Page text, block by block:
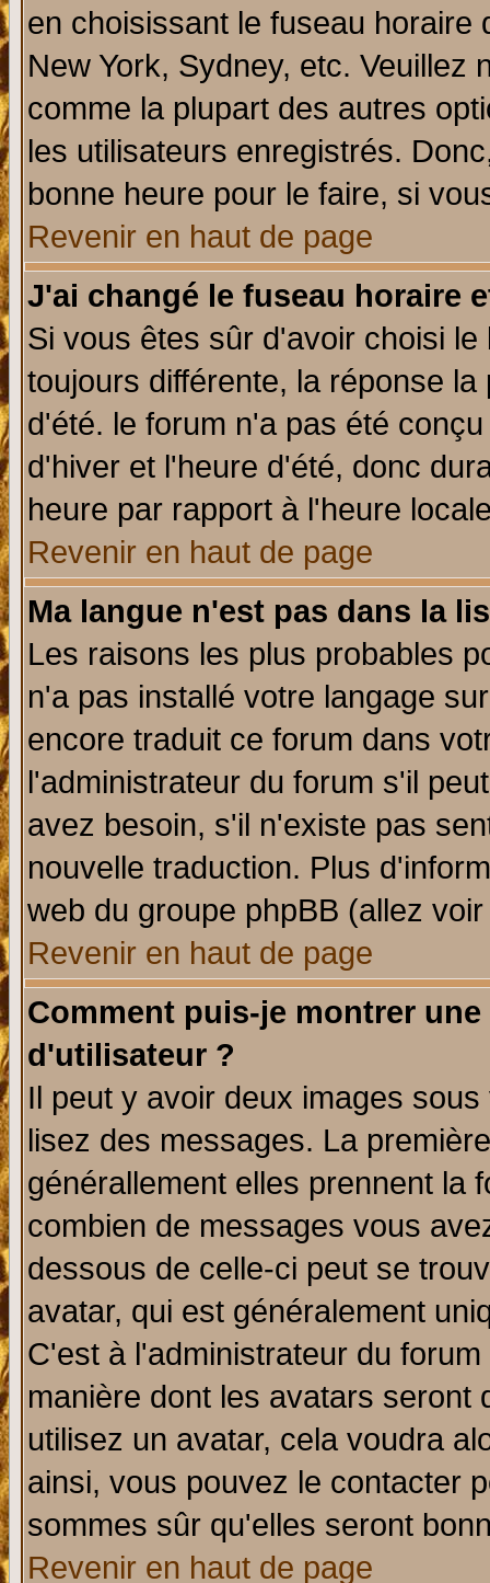
en choisissant le fuseau
New York, Sydney, etc. Veuillez
comme la plupart des autres
les utilisateurs enregistrés.
bonne heure pour le faire, si
Revenir en haut de page
J'ai changé le fuseau horaire
Si vous êtes sûr d'avoir choisi
toujours différente, la réponse
d'été. le forum n'a pas été
d'hiver et l'heure d'été, donc
heure par rapport à l'heure
Revenir en haut de page
Ma langue n'est pas dans la
Les raisons les plus probables
n'a pas installé votre langage
encore traduit ce forum dans
l'administrateur du forum s'il
avez besoin, s'il n'existe pas
nouvelle traduction. Plus
web du groupe phpBB (allez
Revenir en haut de page
Comment puis-je montrer
d'utilisateur ?
Il peut y avoir deux images
lisez des messages. La
générallement elles prennent la
combien de messages vous
dessous de celle-ci peut se
avatar, qui est généralement
C'est à l'administrateur du
manière dont les avatars seront
utilisez un avatar, cela voudra
ainsi, vous pouvez le contacter
sommes sûr qu'elles seront
Revenir en haut de page